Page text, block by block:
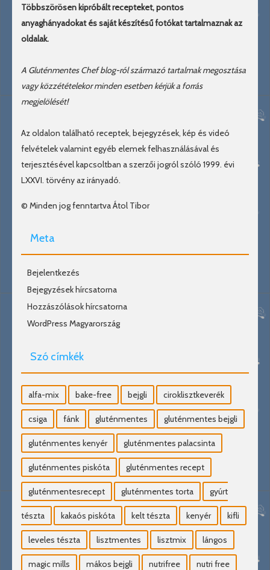
Többszörösen kipróbált recepteket, pontos
anyaghányadokat és saját készítésű fotókat tartalmaznak az
oldalak.
A Gluténmentes Chef blog-ról származó tartalmak megosztása
vagy közzétételekor minden esetben kérjük a forrás
megjelölését!
Az oldalon található receptek, bejegyzések, kép és videó
felvételek valamint egyéb elemek felhasználásával és
terjesztésével kapcsoltban a szerzői jogról szóló 1999. évi
LXXVI. törvény az irányadó.
© Minden jog fenntartva Átol Tibor
Meta
Bejelentkezés
Bejegyzések hírcsatorna
Hozzászólások hírcsatorna
WordPress Magyarország
Szó címkék
alfa-mix bake-free bejgli ciroklisztkeverék
csiga fánk gluténmentes gluténmentes bejgli
gluténmentes kenyér gluténmentes palacsinta
gluténmentes piskóta gluténmentes recept
gluténmentesrecept gluténmentes torta gyúrt
tészta kakaós piskóta kelt tészta kenyér kifli
leveles tészta lisztmentes lisztmix lángos
magic mills mákos bejgli nutrifree nutri free